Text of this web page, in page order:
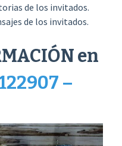
de los invitados.
de los invitados.
en
–